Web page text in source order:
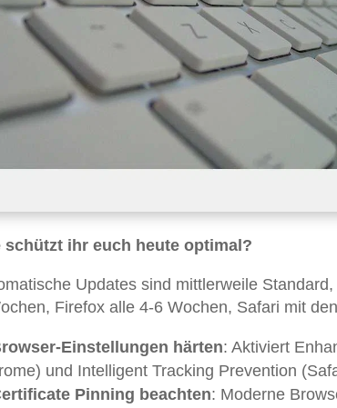
schützt ihr euch heute optimal?
Updates sind mittlerweile
Firefox alle 4-6 Wochen, Safari mit
Einstellungen härten: Aktiviert
und Intelligent Tracking Prevention
Pinning beachten: Moderne